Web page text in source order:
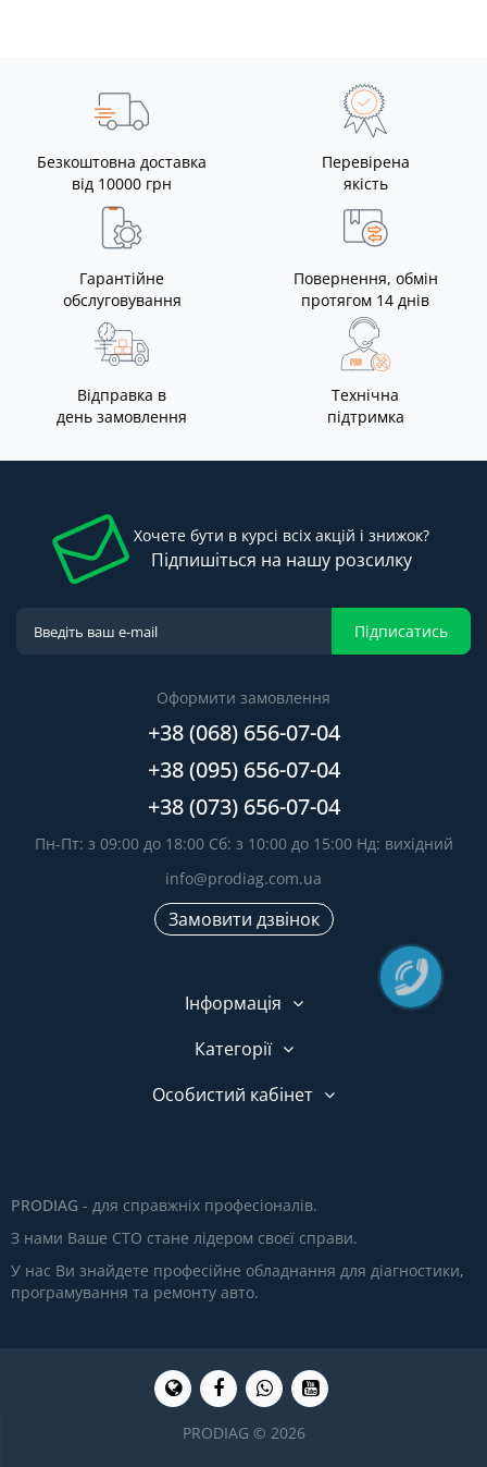
Безкоштовна доставка
від 10000 грн
Перевірена
якість
Гарантійне
обслуговування
Повернення, обмін
протягом 14 днів
Відправка в
день замовлення
Технічна
підтримка
Хочете бути в курсі всіх акцій і знижок?
Підпишіться на нашу розсилку
Підписатись
Оформити замовлення
+38 (068) 656-07-04
+38 (095) 656-07-04
+38 (073) 656-07-04
Пн-Пт: з 09:00 до 18:00 Сб: з 10:00 до 15:00 Нд: вихідний
info@prodiag.com.ua
Замовити дзвінок
Інформація
Категорії
Особистий кабінет
PRODIAG - для справжніх професіоналів.
З нами Ваше СТО стане лідером своєї справи.
У нас Ви знайдете професійне обладнання для діагностики,
програмування та ремонту авто.
PRODIAG © 2026